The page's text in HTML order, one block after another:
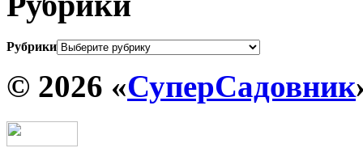
Рубрики
© 2026 «СуперСадовник